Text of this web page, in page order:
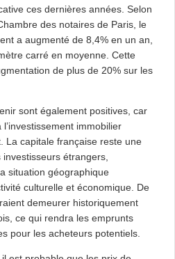
ces dernières années. Selon
des notaires de Paris, le
a augmenté de 8,4% en un an,
carré en moyenne. Cette
de plus de 20% sur les
sont également positives, car
immobilier
La capitale française reste une
étrangers,
situation géographique
culturelle et économique. De
demeurer historiquement
ce qui rendra les emprunts
pour les acheteurs potentiels.